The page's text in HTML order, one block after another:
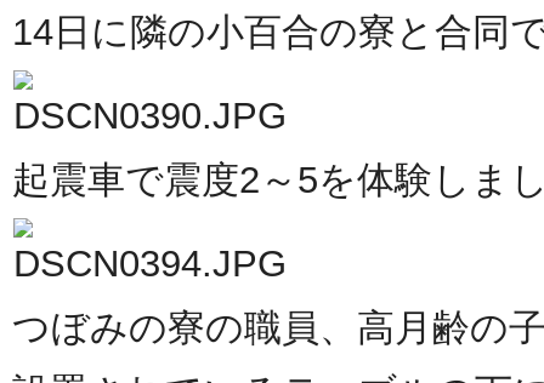
14日に隣の小百合の寮と合同
起震車で震度2～5を体験しま
つぼみの寮の職員、高月齢の